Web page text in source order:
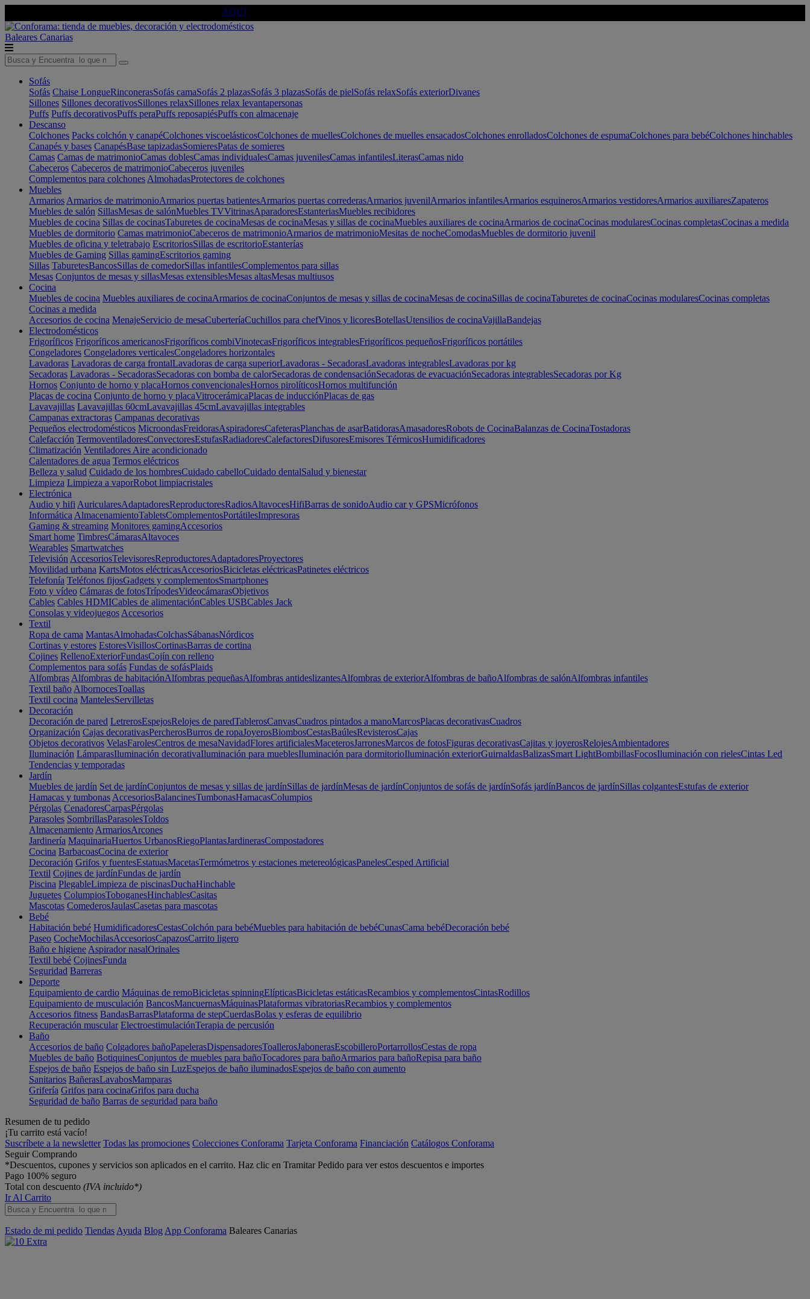
AQUÍ
Baleares Canarias
Sofás
Sofás Chaise LongueRinconerasSofás camaSofás 2 plazasSofás 3 plazasSofás de pielSofás relaxSofás exteriorDivanes
Sillones Sillones decorativosSillones relaxSillones relax levantapersonas
Puffs Puffs decorativosPuffs peraPuffs reposapiésPuffs con almacenaje
Descanso
Colchones Packs colchón y canapéColchones viscoelásticosColchones de muellesColchones de muelles ensacadosColchones enrolladosColchones de espumaColchones para bebéColchones hinchables
Canapés y bases CanapésBase tapizadasSomieresPatas de somieres
Camas Camas de matrimonioCamas doblesCamas individualesCamas juvenilesCamas infantilesLiterasCamas nido
Cabeceros Cabeceros de matrimonioCabeceros juveniles
Complementos para colchones AlmohadasProtectores de colchones
Muebles
Armarios Armarios de matrimonioArmarios puertas batientesArmarios puertas correderasArmarios juvenilArmarios infantilesArmarios esquinerosArmarios vestidoresArmarios auxiliaresZapateros
Muebles de salón SillasMesas de salónMuebles TVVitrinasAparadoresEstanteriasMuebles recibidores
Muebles de cocina Sillas de cocinasTaburetes de cocinaMesas de cocinaMesas y sillas de cocinaMuebles auxiliares de cocinaArmarios de cocinaCocinas modularesCocinas completasCocinas a medida
Muebles de dormitorio Camas matrimonioCabeceros de matrimonioArmarios de matrimonioMesitas de nocheComodasMuebles de dormitorio juvenil
Muebles de oficina y teletrabajo EscritoriosSillas de escritorioEstanterías
Muebles de Gaming Sillas gamingEscritorios gaming
Sillas TaburetesBancosSillas de comedorSillas infantilesComplementos para sillas
Mesas Conjuntos de mesas y sillasMesas extensiblesMesas altasMesas multiusos
Cocina
Muebles de cocina Muebles auxiliares de cocinaArmarios de cocinaConjuntos de mesas y sillas de cocinaMesas de cocinaSillas de cocinaTaburetes de cocinaCocinas modularesCocinas completas
Cocinas a medida
Accesorios de cocina MenajeServicio de mesaCuberteríaCuchillos para chefVinos y licoresBotellasUtensilios de cocinaVajillaBandejas
Electrodomésticos
Frigoríficos Frigoríficos americanosFrigoríficos combiVinotecasFrigoríficos integrablesFrigoríficos pequeñosFrigoríficos portátiles
Congeladores Congeladores verticalesCongeladores horizontales
Lavadoras Lavadoras de carga frontalLavadoras de carga superiorLavadoras - SecadorasLavadoras integrablesLavadoras por kg
Secadoras Lavadoras - SecadorasSecadoras con bomba de calorSecadoras de condensaciónSecadoras de evacuaciónSecadoras integrablesSecadoras por Kg
Hornos Conjunto de horno y placaHornos convencionalesHornos pirolíticosHornos multifunción
Placas de cocina Conjunto de horno y placaVitrocerámicaPlacas de inducciónPlacas de gas
Lavavajillas Lavavajillas 60cmLavavajillas 45cmLavavajillas integrables
Campanas extractoras Campanas decorativas
Pequeños electrodomésticos MicroondasFreidorasAspiradoresCafeterasPlanchas de asarBatidorasAmasadoresRobots de CocinaBalanzas de CocinaTostadoras
Calefacción TermoventiladoresConvectoresEstufasRadiadoresCalefactoresDifusoresEmisores TérmicosHumidificadores
Climatización Ventiladores Aire acondicionado
Calentadores de agua Termos eléctricos
Belleza y salud Cuidado de los hombresCuidado cabelloCuidado dentalSalud y bienestar
Limpieza Limpieza a vaporRobot limpiacristales
Electrónica
Audio y hifi AuricularesAdaptadoresReproductoresRadiosAltavocesHifiBarras de sonidoAudio car y GPSMicrófonos
Informática AlmacenamientoTabletsComplementosPortátilesImpresoras
Gaming & streaming Monitores gamingAccesorios
Smart home TimbresCámarasAltavoces
Wearables Smartwatches
Televisión AccesoriosTelevisoresReproductoresAdaptadoresProyectores
Movilidad urbana KartsMotos eléctricasAccesoriosBicicletas eléctricasPatinetes eléctricos
Telefonía Teléfonos fijosGadgets y complementosSmartphones
Foto y vídeo Cámaras de fotosTrípodesVideocámarasObjetivos
Cables Cables HDMICables de alimentaciónCables USBCables Jack
Consolas y videojuegos Accesorios
Textil
Ropa de cama MantasAlmohadasColchasSábanasNórdicos
Cortinas y estores EstoresVisillosCortinasBarras de cortina
Cojines RellenoExteriorFundasCojín con relleno
Complementos para sofás Fundas de sofásPlaids
Alfombras Alfombras de habitaciónAlfombras pequeñasAlfombras antideslizantesAlfombras de exteriorAlfombras de bañoAlfombras de salónAlfombras infantiles
Textil baño AlbornocesToallas
Textil cocina MantelesServilletas
Decoración
Decoración de pared LetrerosEspejosRelojes de paredTablerosCanvasCuadros pintados a manoMarcosPlacas decorativasCuadros
Organización Cajas decorativasPercherosBurros de ropaJoyerosBiombosCestasBaúlesRevisterosCajas
Objetos decorativos VelasFarolesCentros de mesaNavidadFlores artificialesMaceterosJarronesMarcos de fotosFiguras decorativasCajitas y joyerosRelojesAmbientadores
Iluminación LámparasIluminación decorativaIluminación para mueblesIluminación para dormitorioIluminación exteriorGuirnaldasBalizasSmart LightBombillasFocosIluminación con rielesCintas Led
Tendencias y temporadas
Jardín
Muebles de jardín Set de jardínConjuntos de mesas y sillas de jardínSillas de jardínMesas de jardínConjuntos de sofás de jardínSofás jardínBancos de jardínSillas colgantesEstufas de exterior
Hamacas y tumbonas AccesoriosBalancinesTumbonasHamacasColumpios
Pérgolas CenadoresCarpasPérgolas
Parasoles SombrillasParasolesToldos
Almacenamiento ArmariosArcones
Jardinería MaquinariaHuertos UrbanosRiegoPlantasJardinerasCompostadores
Cocina BarbacoasCocina de exterior
Decoración Grifos y fuentesEstatuasMacetasTermómetros y estaciones metereológicasPanelesCesped Artificial
Textil Cojines de jardínFundas de jardín
Piscina PlegableLimpieza de piscinasDuchaHinchable
Juguetes ColumpiosToboganesHinchablesCasitas
Mascotas ComederosJaulasCasetas para mascotas
Bebé
Habitación bebé HumidificadoresCestasColchón para bebéMuebles para habitación de bebéCunasCama bebéDecoración bebé
Paseo CocheMochilasAccesoriosCapazosCarrito ligero
Baño e higiene Aspirador nasalOrinales
Textil bebé CojinesFunda
Seguridad Barreras
Deporte
Equipamiento de cardio Máquinas de remoBicicletas spinningElípticasBicicletas estáticasRecambios y complementosCintasRodillos
Equipamiento de musculación BancosMancuernasMáquinasPlataformas vibratoriasRecambios y complementos
Accesorios fitness BandasBarrasPlataforma de stepCuerdasBolas y esferas de equilibrio
Recuperación muscular ElectroestimulaciónTerapia de percusión
Baño
Accesorios de baño Colgadores bañoPapelerasDispensadoresToallerosJabonerasEscobilleroPortarrollosCestas de ropa
Muebles de baño BotiquinesConjuntos de muebles para bañoTocadores para bañoArmarios para bañoRepisa para baño
Espejos de baño Espejos de baño sin LuzEspejos de baño iluminadosEspejos de baño con aumento
Sanitarios BañerasLavabosMamparas
Grifería Grifos para cocinaGrifos para ducha
Seguridad de baño Barras de seguridad para baño
Resumen de tu pedido
¡Tu carrito está vacío!
Suscríbete a la newsletter Todas las promociones Colecciones Conforama Tarjeta Conforama Financiación Catálogos Conforama
Seguir Comprando
*Descuentos, cupones y servicios son aplicados en el carrito. Haz clic en Tramitar Pedido para ver estos descuentos e importes
Pago 100% seguro
Total con descuento (IVA incluido*)
Ir Al Carrito
Estado de mi pedido Tiendas Ayuda Blog App Conforama Baleares Canarias